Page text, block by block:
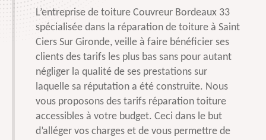
L’entreprise de toiture Couvreur Bordeaux 33
spécialisée dans la réparation de toiture à Saint
Ciers Sur Gironde, veille à faire bénéficier ses
clients des tarifs les plus bas sans pour autant
négliger la qualité de ses prestations sur
laquelle sa réputation a été construite. Nous
vous proposons des tarifs réparation toiture
accessibles à votre budget. Ceci dans le but
d’alléger vos charges et de vous permettre de